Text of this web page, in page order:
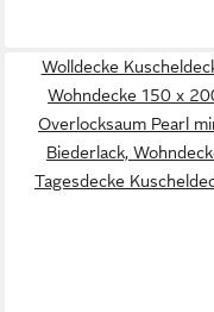
Wolldecke
Wohndecke 150 x
Overlocksaum Pearl
Biederlack,
Tagesdecke